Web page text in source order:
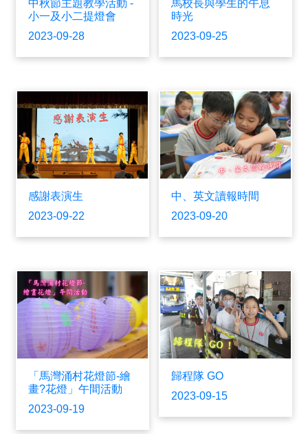
中秋節主題教學活動 -
小一及小二提燈會
2023-09-28
馬校長與學生的午息
時光
2023-09-25
感謝表演生
2023-09-22
中、英文讀報時間
2023-09-20
「馬灣涌村花燈節-繪
畫?花燈」午間活動
2023-09-19
歸程隊 GO
2023-09-15